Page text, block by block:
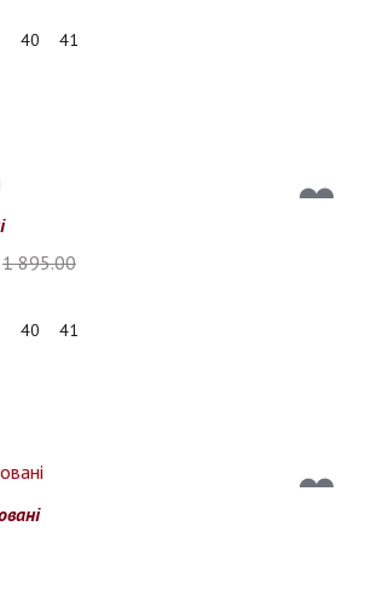
40 41
1 895.00
40 41